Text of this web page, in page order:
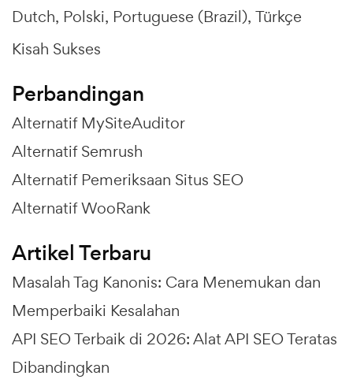
Dutch Polski Portuguese (Brazil) Türkçe
Kisah Sukses
Perbandingan
Alternatif MySiteAuditor
Alternatif Semrush
Alternatif Pemeriksaan Situs SEO
Alternatif WooRank
Artikel Terbaru
Masalah Tag Kanonis: Cara Menemukan dan
Memperbaiki Kesalahan
API SEO Terbaik di 2026: Alat API SEO Teratas
Dibandingkan